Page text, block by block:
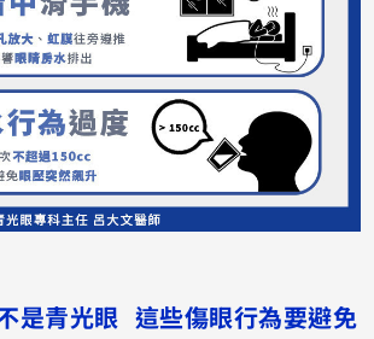
是青光眼 這些傷眼行為要避免